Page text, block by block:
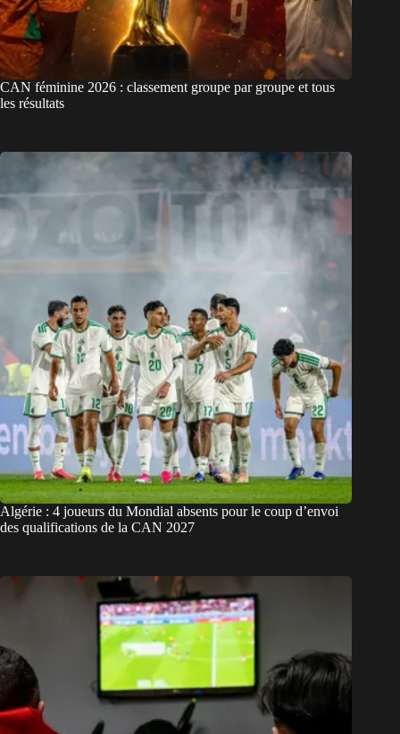
CAN féminine 2026 : classement groupe par groupe et tous
les résultats
Algérie : 4 joueurs du Mondial absents pour le coup d’envoi
des qualifications de la CAN 2027